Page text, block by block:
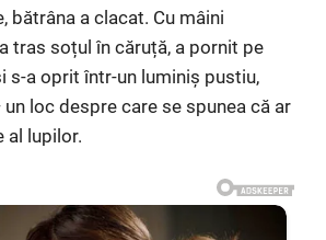
bătrâna a clacat. Cu mâini
tras soțul în căruță, a pornit pe
s-a oprit într-un luminiș pustiu,
loc despre care se spunea că ar
al lupilor.